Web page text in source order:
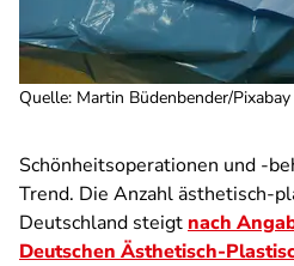
Quelle: Martin Büdenbender/Pixabay
Schönheitsoperationen und -
Trend. Die Anzahl ästhetisch-
Deutschland steigt nach
Deutschen Ästhetisch-